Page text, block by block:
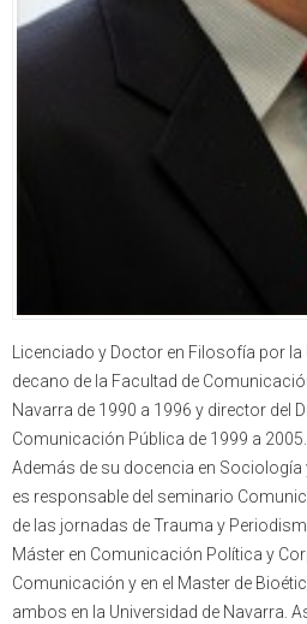
Licenciado y Doctor en Filosofía por
decano de la Facultad de
Navarra de 1990 a 1996 y director del
Comunicación Pública de 1999 a 2005.
Además de su docencia en
es responsable del seminario
de las jornadas de Trauma y
Máster en Comunicación Política y
Comunicación y en el Master de
ambos en la Universidad de Navarra.